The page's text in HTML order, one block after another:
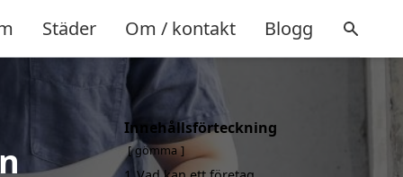
Städer Om / kontakt Blogg
Innehållsförteckning
gömma